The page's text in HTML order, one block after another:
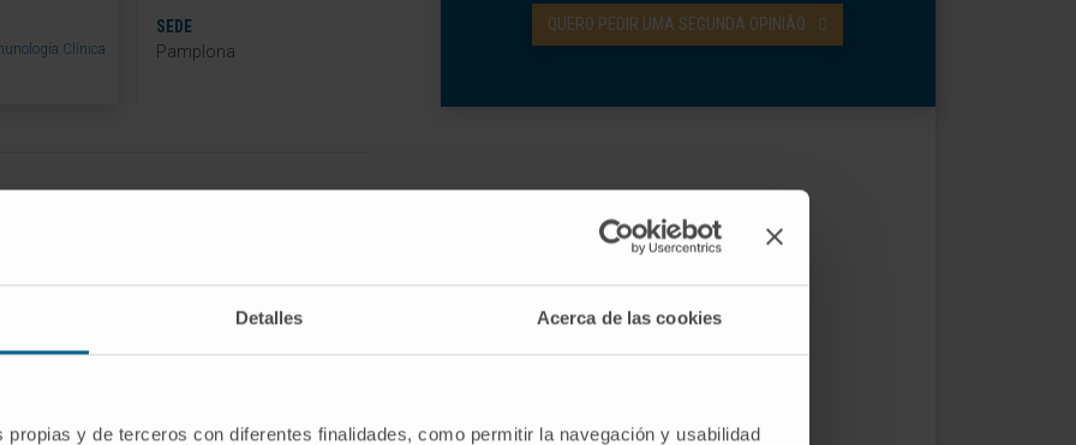
Detalles Acerca de las cookies
propias y de terceros con diferentes finalidades, como permitir la navegación y usabilidad
Clínica
SEDE
Pamplona
ALEATÓRIO, DUPLO-CEGO,
GRUPOS PARALELOS,
E A SEGURAN&CCEDIL;A DO
ADULTOS COM
NASAIS QUE RECEBEM
INTRANASAIS
QUERO PEDIR UMA SEGUNDA OPINIÃO